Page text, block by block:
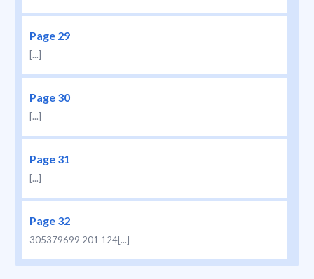
Page 29
[...]
Page 30
[...]
Page 31
[...]
Page 32
305379699 201 124[...]